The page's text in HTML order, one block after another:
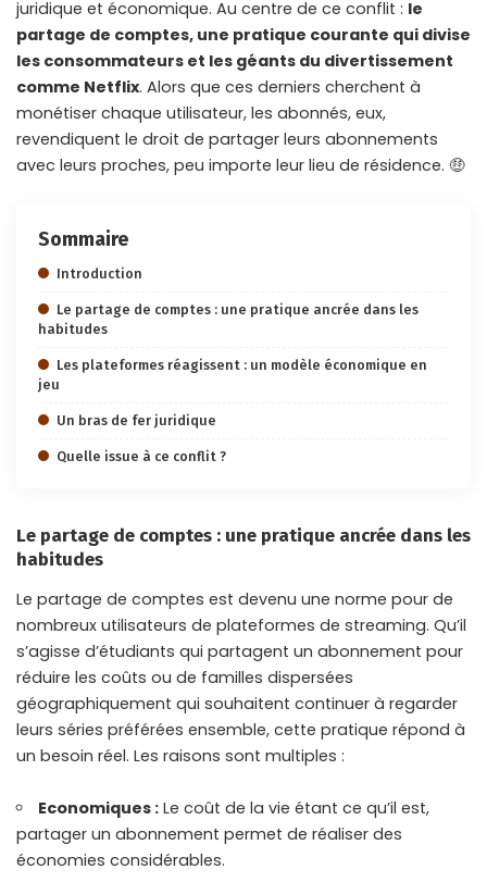
juridique et économique. Au centre de ce conflit : le
partage de comptes, une pratique courante qui divise
les consommateurs et les géants du divertissement
comme Netflix. Alors que ces derniers cherchent à
monétiser chaque utilisateur, les abonnés, eux,
revendiquent le droit de partager leurs abonnements
avec leurs proches, peu importe leur lieu de résidence. 🤑
Sommaire
Introduction
Le partage de comptes : une pratique ancrée dans les
habitudes
Les plateformes réagissent : un modèle économique en
jeu
Un bras de fer juridique
Quelle issue à ce conflit ?
Le partage de comptes : une pratique ancrée dans les
habitudes
Le partage de comptes est devenu une norme pour de
nombreux utilisateurs de plateformes de streaming. Qu’il
s’agisse d’étudiants qui partagent un abonnement pour
réduire les coûts ou de familles dispersées
géographiquement qui souhaitent continuer à regarder
leurs séries préférées ensemble, cette pratique répond à
un besoin réel. Les raisons sont multiples :
Economiques : Le coût de la vie étant ce qu’il est,
partager un abonnement permet de réaliser des
économies considérables.